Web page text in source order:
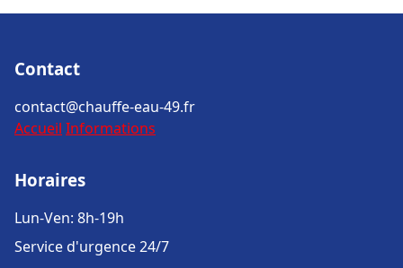
Contact
contact@chauffe-eau-49.fr
Accueil Informations
Horaires
Lun-Ven: 8h-19h
Service d'urgence 24/7